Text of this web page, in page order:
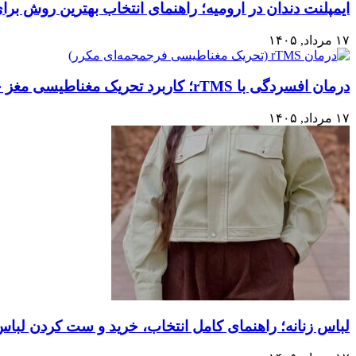
ایمپلنت دندان در ارومیه؛ راهنمای انتخاب بهترین روش
۱۷ مرداد, ۱۴۰۵
درمان افسردگی با rTMS؛ کاربرد تحریک مغناطیسی مغز چیست؟
۱۷ مرداد, ۱۴۰۵
لباس زنانه؛ راهنمای کامل انتخاب، خرید و ست کردن